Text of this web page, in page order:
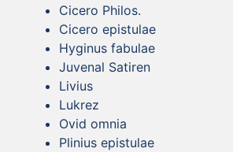
Cicero Philos.
Cicero epistulae
Hyginus fabulae
Juvenal Satiren
Livius
Lukrez
Ovid omnia
Plinius epistulae